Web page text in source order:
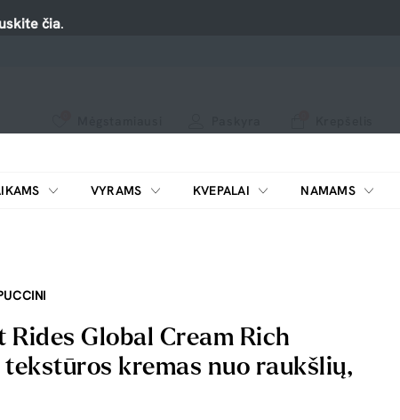
VYRAMS KVEPALAI NAMAMS
Rides Global Cream Rich
kremas nuo raukšlių,
čia.